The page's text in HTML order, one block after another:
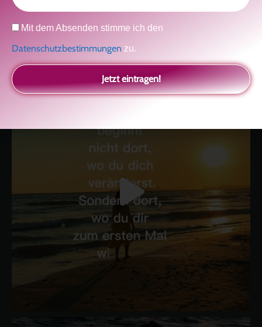
kolitscher.by.biotic
glückliche Beziehung-The Master Key
Kolitscher
Sisterlove
Datenschutz
Mit dem Absenden stimme ich den
Datenschutzbestimmungen zu.
Jetzt eintragen!